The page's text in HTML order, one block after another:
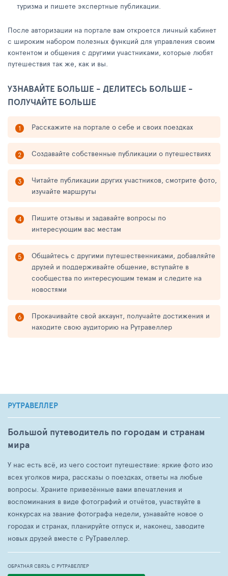
туризма и пишете экспертные публикации.
После авторизации на портале вам откроется личный кабинет
с широким набором полезных функций для управления своим
контентом и общения с другими участниками, которые любят
путешествия так же, как и вы.
УЗНАВАЙТЕ БОЛЬШЕ - ДЕЛИТЕСЬ БОЛЬШЕ -
ПОЛУЧАЙТЕ БОЛЬШЕ
Расскажите на портале о себе и своих поездках
Создавайте собственные публикации о путешествиях
Читайте публикации других участников, смотрите фото,
изучайте маршруты
Пишите отзывы и задавайте вопросы по
интересующим вас местам
Общайтесь с другими путешественниками, добавляйте
друзей и поддерживайте общение, вступайте в
сообщества по интересующим темам и следите на
новостями
Прокачивайте свой аккаунт, получайте достижения и
находите свою аудиторию на Рутравеллер
РУТРАВЕЛЛЕР
Большой путеводитель по городам и странам
мира
У нас есть всё, из чего состоит путешествие: яркие фото изо
всех уголков мира, рассказы о поездках, ответы на любые
вопросы. Храните привезённые вами впечатления и
воспоминания в виде фотографий и отчётов, участвуйте в
конкурсах на звание фотографа недели, узнавайте новое о
городах и странах, планируйте отпуск и, наконец, заводите
новых друзей вместе с РуТравеллер.
ОБРАТНАЯ СВЯЗЬ С РУТРАВЕЛЛЕР